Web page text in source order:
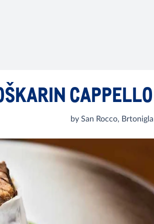
by San Rocco, Brtonigla